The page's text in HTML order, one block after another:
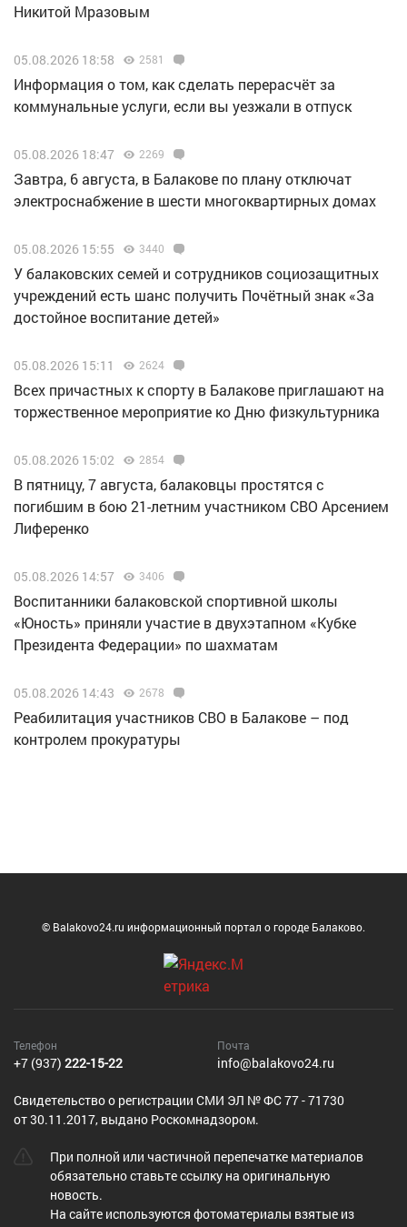
Никитой Мразовым
05.08.2026 18:58 2581
Информация о том, как сделать перерасчёт за
коммунальные услуги, если вы уезжали в отпуск
05.08.2026 18:47 2269
Завтра, 6 августа, в Балакове по плану отключат
электроснабжение в шести многоквартирных домах
05.08.2026 15:55 3440
У балаковских семей и сотрудников социозащитных
учреждений есть шанс получить Почётный знак «За
достойное воспитание детей»
05.08.2026 15:11 2624
Всех причастных к спорту в Балакове приглашают на
торжественное мероприятие ко Дню физкультурника
05.08.2026 15:02 2854
В пятницу, 7 августа, балаковцы простятся с
погибшим в бою 21-летним участником СВО Арсением
Лиференко
05.08.2026 14:57 3406
Воспитанники балаковской спортивной школы
«Юность» приняли участие в двухэтапном «Кубке
Президента Федерации» по шахматам
05.08.2026 14:43 2678
Реабилитация участников СВО в Балакове – под
контролем прокуратуры
© Balakovo24.ru информационный портал о городе Балаково.
Телефон
+7 (937) 222-15-22
Почта
info@balakovo24.ru
Cвидетельство о регистрации СМИ ЭЛ № ФС 77 - 71730
от 30.11.2017, выдано Роскомнадзором.
При полной или частичной перепечатке материалов
обязательно ставьте ссылку на оригинальную
новость.
На сайте используются фотоматериалы взятые из